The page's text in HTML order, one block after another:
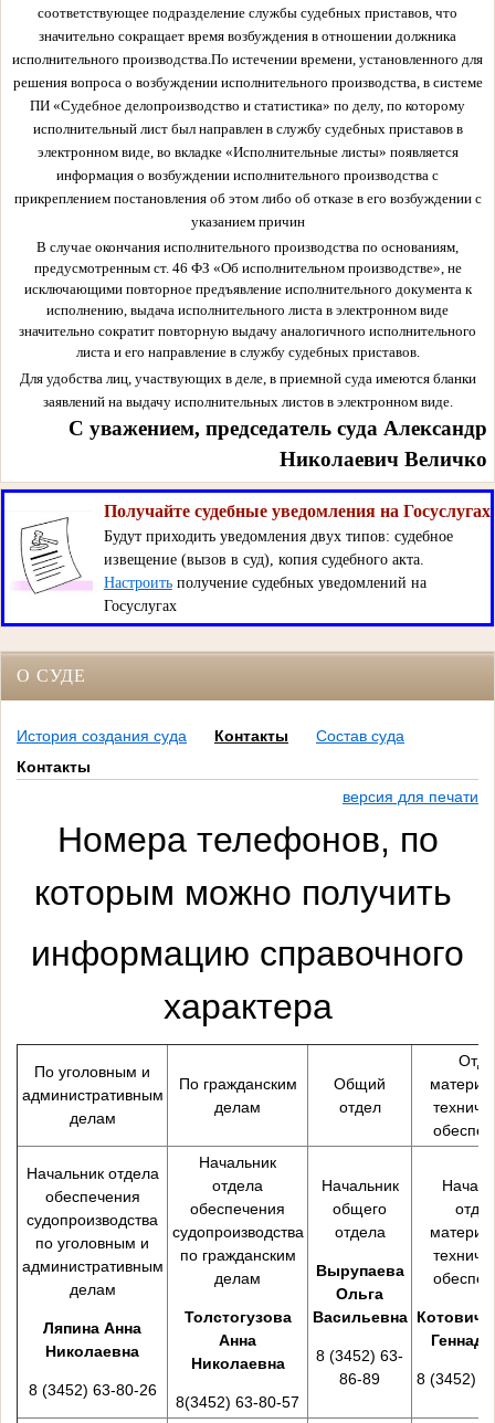
соответствующее подразделение службы судебных приставов, что
значительно сокращает время возбуждения в отношении должника
исполнительного производства.По истечении времени, установленного для
решения вопроса о возбуждении исполнительного производства, в системе
ПИ «Судебное делопроизводство и статистика» по делу, по которому
исполнительный лист был направлен в службу судебных приставов в
электронном виде, во вкладке «Исполнительные листы» появляется
информация о возбуждении исполнительного производства с
прикреплением постановления об этом либо об отказе в его возбуждении с
указанием причин
В случае окончания исполнительного производства по основаниям,
предусмотренным ст. 46 ФЗ «Об исполнительном производстве», не
исключающими повторное предъявление исполнительного документа к
исполнению, выдача исполнительного листа в электронном виде
значительно сократит повторную выдачу аналогичного исполнительного
листа и его направление в службу судебных приставов.
Для удобства лиц, участвующих в деле, в приемной суда имеются бланки
заявлений на выдачу исполнительных листов в электронном виде.
С уважением, председатель суда Александр
Николаевич Величко
Получайте судебные уведомления на Госуслугах
Будут приходить уведомления двух типов: судебное
извещение (вызов в суд), копия судебного акта.
Настроитьполучение судебных уведомлений на
Госуслугах
О СУДЕ
История создания суда Контакты
Состав суда
Контакты
версия для печати
Номера телефонов, по
которым можно получить
информацию справочного
характера
По уголовным и
административным
делам
По гражданским
делам
Общий
отдел
Начальник отдела
обеспечения
судопроизводства
по уголовным и
административным
делам
Ляпина Анна
Николаевна
8 (3452) 63-80-26
Начальник
отдела
обеспечения
судопроизводства
по гражданским
делам
Толстогузова
Анна
Николаевна
8(3452) 63-80-57
Начальник
общего
отдела
Вырупаева
Ольга
Васильевна
8 (3452) 63-
86-89
Котович
8 (3452)